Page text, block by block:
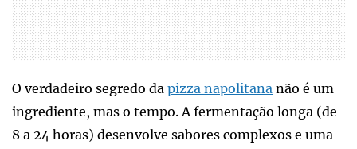
O verdadeiro segredo da pizza napolitana não é um
ingrediente, mas o tempo. A fermentação longa (de
8 a 24 horas) desenvolve sabores complexos e uma